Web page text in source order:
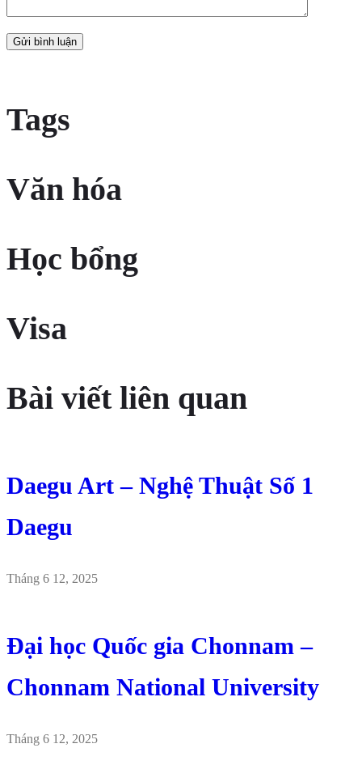
Tags
Văn hóa
Học bổng
Visa
Bài viết liên quan
Daegu Art – Nghệ Thuật Số 1
Daegu
Tháng 6 12, 2025
Đại học Quốc gia Chonnam –
Chonnam National University
Tháng 6 12, 2025